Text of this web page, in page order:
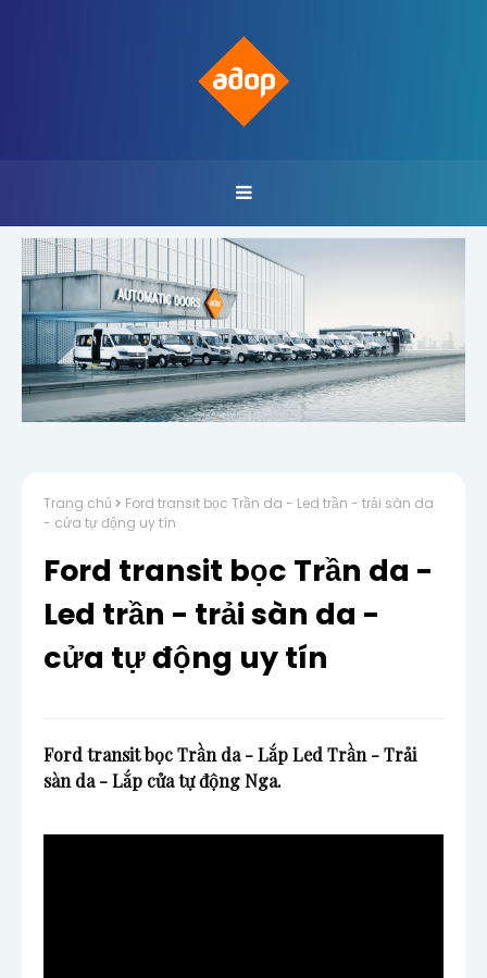
Trang chủ
Ford transit bọc Trần da - Led trần - trải sàn da
- cửa tự động uy tín
Ford transit bọc Trần da -
Led trần - trải sàn da -
cửa tự động uy tín
Ford transit bọc Trần da - Lắp Led Trần - Trải
sàn da - Lắp cửa tự động Nga.